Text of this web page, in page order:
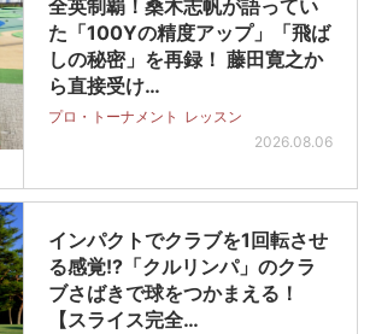
全英制覇！桑木志帆が語ってい
た「100Yの精度アップ」「飛ば
しの秘密」を再録！ 藤田寛之か
ら直接受け…
プロ・トーナメント レッスン
2026.08.06
インパクトでクラブを1回転させ
る感覚!?「クルリンパ」のクラ
ブさばきで球をつかまえる！
【スライス完全…